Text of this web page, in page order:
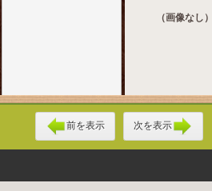
（画像なし）
前を表示 次を表示